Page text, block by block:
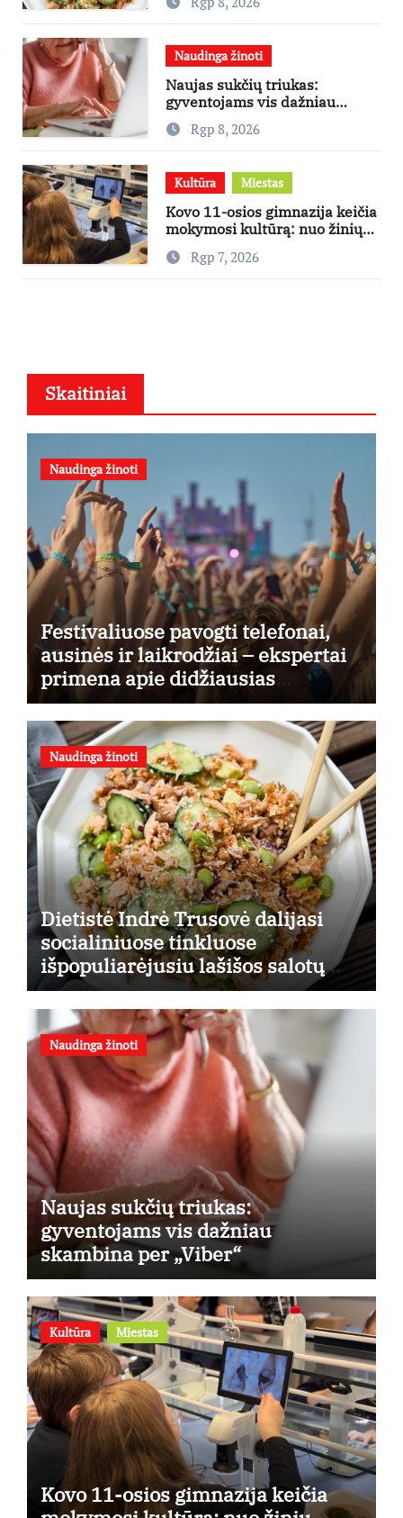
receptu
Naudinga žinoti
Naujas sukčių triukas:
gyventojams vis dažniau
skambina per „Viber“
Rgp 8, 2026
Kultūra Miestas
Kovo 11-osios gimnazija keičia
mokymosi kultūrą: nuo žinių
kaupimo – prie jų supratimo ir
taikymo
Rgp 7, 2026
Skaitiniai
Naudinga žinoti
Festivaliuose pavogti telefonai,
ausinės ir laikrodžiai – ekspertai
primena apie didžiausias
finansines rizikas
Naudinga žinoti
Dietistė Indrė Trusovė dalijasi
socialiniuose tinkluose
išpopuliarėjusiu lašišos salotų
receptu
Naudinga žinoti
Naujas sukčių triukas:
gyventojams vis dažniau
skambina per „Viber“
Kultūra Miestas
Kovo 11-osios gimnazija keičia